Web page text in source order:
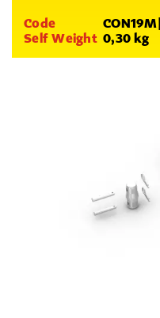
Code
Self Weight 0,30 kg